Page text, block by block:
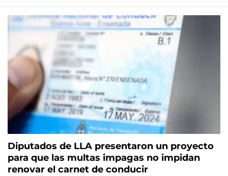
Diputados de LLA presentaron un proyecto
para que las multas impagas no impidan
renovar el carnet de conducir